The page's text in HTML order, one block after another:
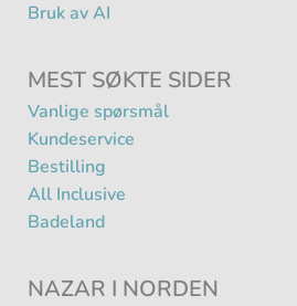
Bruk av AI
MEST SØKTE SIDER
Vanlige spørsmål
Kundeservice
Bestilling
All Inclusive
Badeland
NAZAR I NORDEN